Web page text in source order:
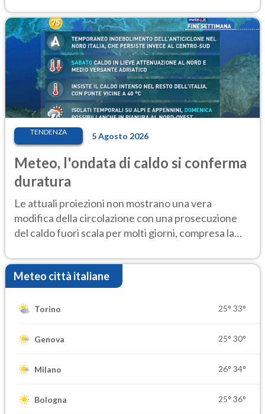
TENDENZA 5 Agosto 2026
Meteo, l'ondata di caldo si conferma
duratura
Le attuali proiezioni non mostrano una vera
modifica della circolazione con una prosecuzione
del caldo fuori scala per molti giorni, compresa la
Meteo città italiane
Torino 25° 33°
Genova 25° 30°
Milano 26° 34°
Bologna 25° 36°